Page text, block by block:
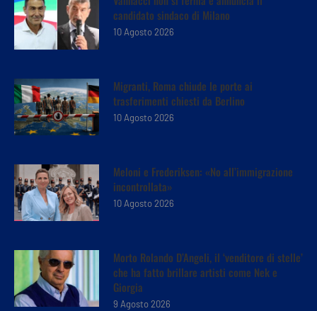
candidato sindaco di Milano
10 Agosto 2026
Migranti, Roma chiude le porte ai
trasferimenti chiesti da Berlino
10 Agosto 2026
Meloni e Frederiksen: «No all’immigrazione
incontrollata»
10 Agosto 2026
Morto Rolando D’Angeli, il ‘venditore di stelle’
che ha fatto brillare artisti come Nek e
Giorgia
9 Agosto 2026